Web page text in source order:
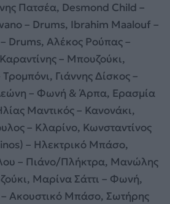
Πατσέα, Desmond Child –
– Drums, Ibrahim Maalouf –
Drums, Αλέκος Ρούπας –
– Μπουζούκι,
Γιάννης Δίσκος –
– Φωνή & Άρπα, Ερασμία
Μαντικός – Κανονάκι,
– Κλαρίνο, Κωνσταντίνος
– Ηλεκτρικό Μπάσο,
– Πιάνο/Πλήκτρα, Μανώλης
Μαρίνα Σάττι – Φωνή,
Ακουστικό Μπάσο, Σωτήρης